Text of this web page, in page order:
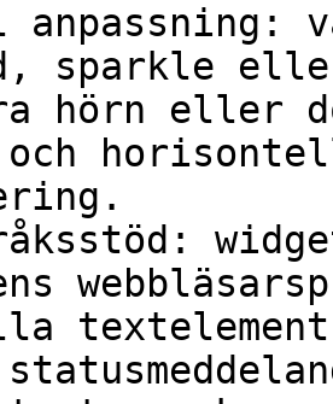
sparkle
hörn eller
textelement